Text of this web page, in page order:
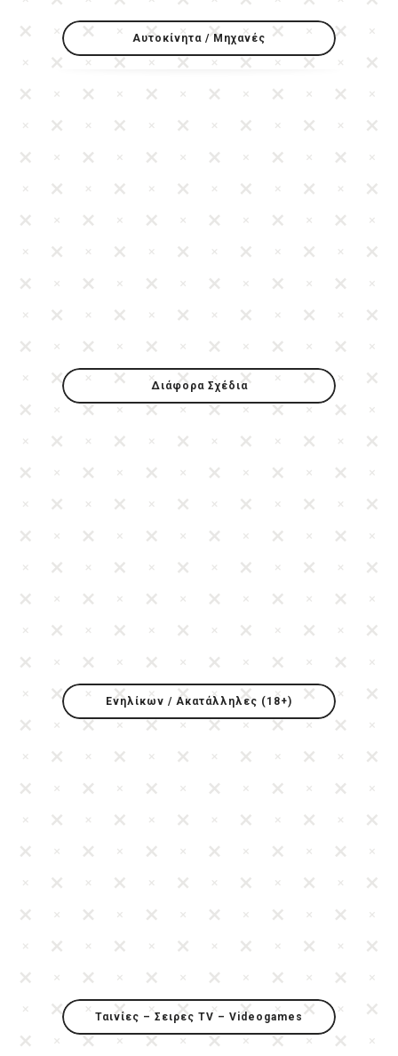
Αυτοκίνητα / Μηχανές
Διάφορα Σχέδια
Ενηλίκων / Ακατάλληλες (18+)
Ταινίες – Σειρες TV – Videogames